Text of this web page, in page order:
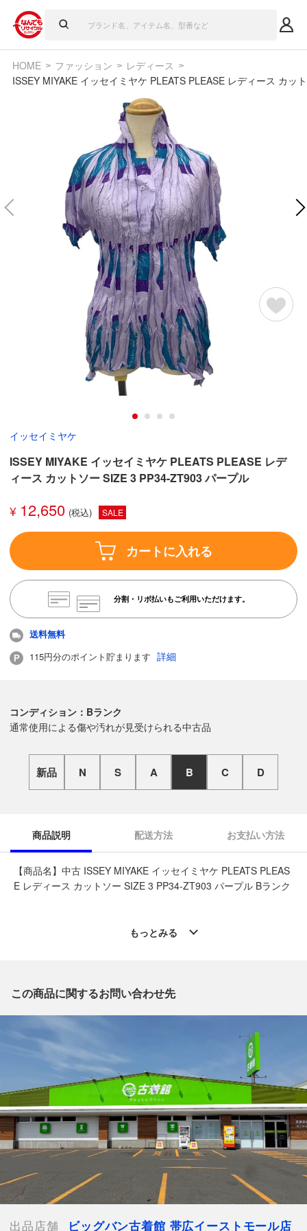
HOME ファッション
レディース
ISSEY MIYAKE イッセイミヤケ PLEATS PLEASE レディース カッ
イッセイミヤケ
ISSEY MIYAKE イッセイミヤケ PLEATS PLEASE レデ
ィース カットソー SIZE 3 PP34-ZT903 パープル
¥ 12,650 SALE
カートに入れる
分割・リボ払いもご利用いただけます。
送料無料
115円分のポイント貯まります 詳細
コンディション：Bランク
通常使用による傷や汚れが見受けられる中古品
新品 N S A B C D
商品説明 配送方法 お支払い方法
【商品名】中古 ISSEY MIYAKE イッセイミヤケ PLEATS PLEAS
E レディース カットソー SIZE 3 PP34-ZT903 パープル Bランク
※「なんでもリサイクルビッグバン 公式オンラインストアの出
電話番号：0155-67-8571
【店舗内商品コード】1002100972323
【メーカー】ISSEY MIYAKE/イッセイミヤケ
【型番】PP34-ZT903
【対象】レディース
【カラー】パープル
【着丈】約55cm
【身幅】約36cm
【裄丈】約32cm
【付属品】なし
【ランク】Bランク
通常使用による傷や汚れが見受けられる中古品
【使用予定配送業者】佐川急便 飛脚宅配便60サイズ
もっとみる
この商品に関するお問い合わせ先
出品店舗 ビッグバン古着館 帯広イーストモール店